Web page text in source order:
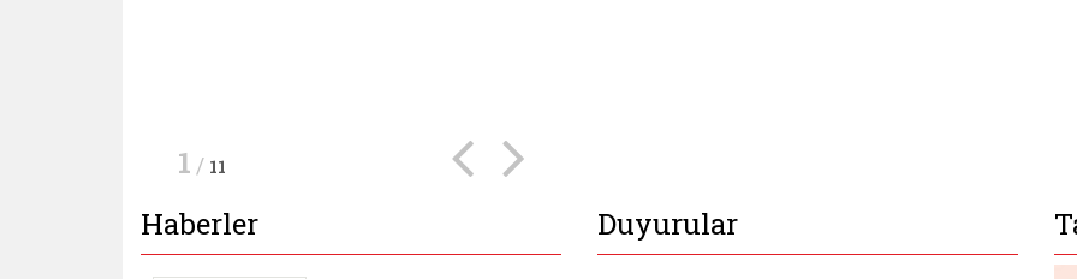
1 / 11
Haberler Duyurular